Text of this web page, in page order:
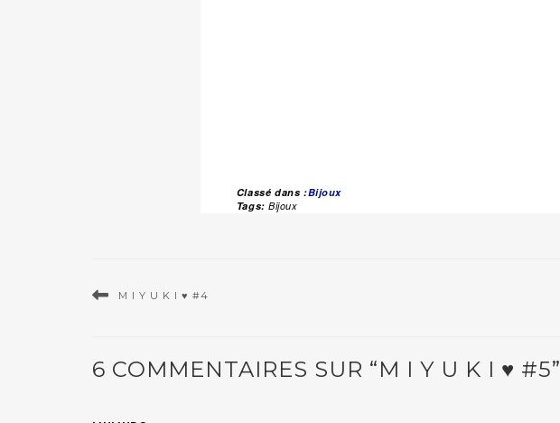
Classé dans :Bijoux
Tags:Bijoux
M I Y U K I ♥ #4
6 COMMENTAIRES SUR “M I Y U K I ♥ #5”